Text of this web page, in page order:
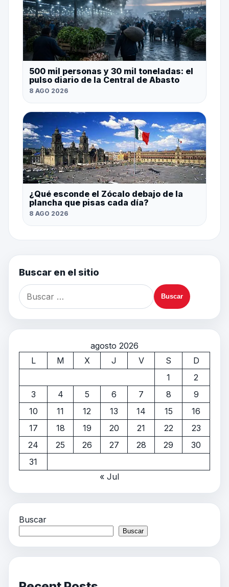
500 mil personas y 30 mil toneladas: el
pulso diario de la Central de Abasto
8 AGO 2026
¿Qué esconde el Zócalo debajo de la
plancha que pisas cada día?
8 AGO 2026
Buscar en el sitio
agosto 2026
L
M X J V S
D
1
2
3
4 5 6 7 8
9
10
11 12 13 14 15
16
17
18 19 20 21 22
23
24
25 26 27 28 29
30
31
« Jul
Buscar
Buscar